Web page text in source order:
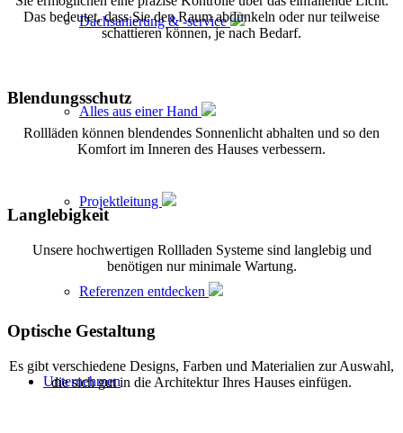
Dachsanierung & -service
Alles aus einer Hand
Projektleitung
Referenzen entdecken
Unternehmen
Das bedeutet, dass Sie den Raum abdunkeln oder nur teilweise
schattieren können, je nach Bedarf.
Blendungsschutz
Rollläden können blendendes Sonnenlicht abhalten und so den
Komfort im Inneren des Hauses verbessern.
Langlebigkeit
Unsere hochwertigen Rollladen Systeme sind langlebig und
benötigen nur minimale Wartung.
Optische Gestaltung
Es gibt verschiedene Designs, Farben und Materialien zur Auswahl,
die sich gut in die Architektur Ihres Hauses einfügen.